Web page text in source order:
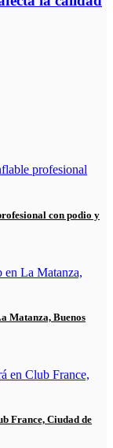
con podio y
Matanza, Buenos
France, Ciudad de